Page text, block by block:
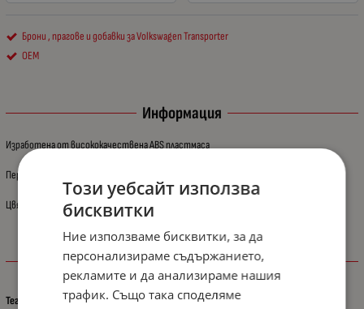
Брони , прагове и добавки за Volkswagen Transporter
OEM
Информация
Изработена от висококачествена ABS пластмаса
Перфектно пасване.
Цвят: черен
Характеристики
Тегло (кг.)
Този уебсайт използва
бисквитки
Ние използваме бисквитки, за да
персонализираме съдържанието,
рекламите и да анализираме нашия
трафик. Също така споделяме